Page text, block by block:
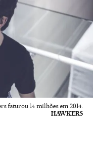
faturou 14 milhões em 2014.
HAWKERS